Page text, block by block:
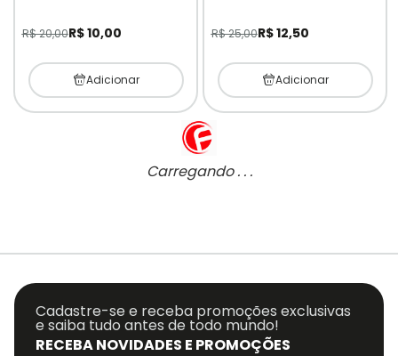
R$ 20,00R$ 10,00
Adicionar
R$ 25,00R$ 12,50
Adicionar
Carregando . . .
RECEBA NOVIDADES E PROMOÇÕES
Cadastre-se e receba promoções exclusivas
e saiba tudo antes de todo mundo!